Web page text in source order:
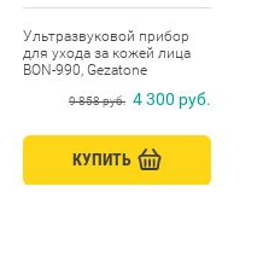
Ультразвуковой прибор
для ухода за кожей лица
BON-990, Gezatone
9 858 руб. 4 300 руб.
КУПИТЬ